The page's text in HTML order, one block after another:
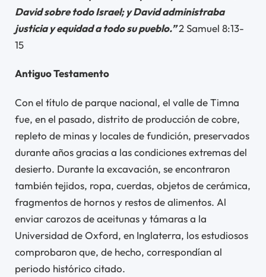
David sobre todo Israel; y David administraba
justicia y equidad a todo su pueblo.”2 Samuel 8:13-
15
Antiguo Testamento
Con el título de parque nacional, el valle de Timna
fue, en el pasado, distrito de producción de cobre,
repleto de minas y locales de fundición, preservados
durante años gracias a las condiciones extremas del
desierto. Durante la excavación, se encontraron
también tejidos, ropa, cuerdas, objetos de cerámica,
fragmentos de hornos y restos de alimentos. Al
enviar carozos de aceitunas y támaras a la
Universidad de Oxford, en Inglaterra, los estudiosos
comprobaron que, de hecho, correspondían al
periodo histórico citado.